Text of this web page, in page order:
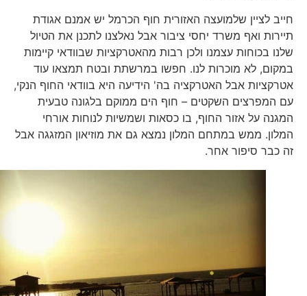
חייב לציין שלמועצה האזורית חוף הכרמל יש אמנם אגודת
תיירות ואף משרד יחסי ציבור אבל נאלצנו לתכנן את הטיול
שלנו בכוחות עצמנו ולכן רבות מהאטרקציות שבוודאי קיימות
במקום, לא מוכרות לנו. חפשו במרשתת ובטח תמצאו עוד
אטרקציות אבל האטרקציה בה' הידיעה היא בוודאי החוף הנקי,
עם המפרצים השקטים – חוף הים ממוקם בלגונה טבעית
המגנה על אזור החוף, בו כסאות ושמשיות לנוחות אורחי
המלון. ממש במתחם המלון נמצא גם את מוזיאון המזגגה אבל
זה כבר סיפור אחר.